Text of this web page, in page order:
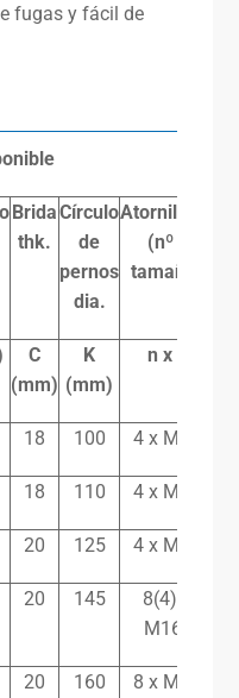
fugas y fácil de
Brida
thk.
Círculo
de
pernos
dia.
Atornillado
(nº x
tamaño)
C
(mm)
K
(mm)
n x L
18 100 4 x M16
18 110 4 x M16
20 125 4 x M16
20 145
8(4) x
M16*
20 160 8 x M16